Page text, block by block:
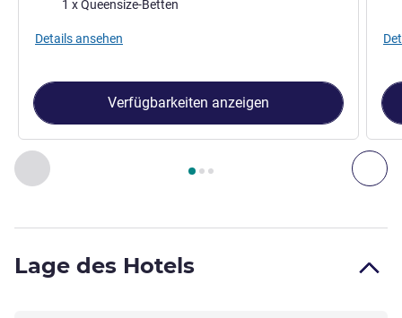
Zurück - Zimmer
Seite1 , Zimmer 1 : Standard-Zimmer mit Queensize-
1 x Queensize-Betten
Details ansehen
Verfügbarkeiten anzeigen
Lage des Hotels